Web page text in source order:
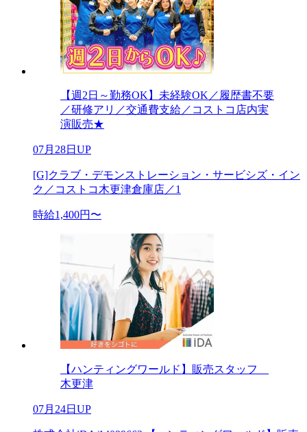
【週2日～勤務OK】未経験OK／履歴書不要
／研修アリ／交通費支給／コストコ店内実
演販売★
07月28日UP
[G]クラブ・デモンストレーション・サービシズ・イン
ク／コストコ木更津倉庫店／1
時給1,400円〜
【ハンティングワールド】販売スタッフ
木更津
07月24日UP